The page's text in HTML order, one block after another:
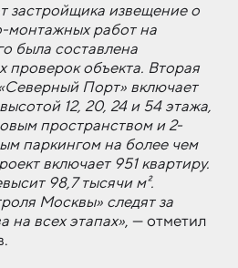
застройщика извещение о
монтажных работ на
была составлена
проверок объекта. Вторая
Порт» включает
12, 20, 24 и 54 этажа,
пространством и 2-
паркингом на более чем
включает 951 квартиру.
98,7 тысячи м².
Москвы» следят за
на всех этапах», — отметил